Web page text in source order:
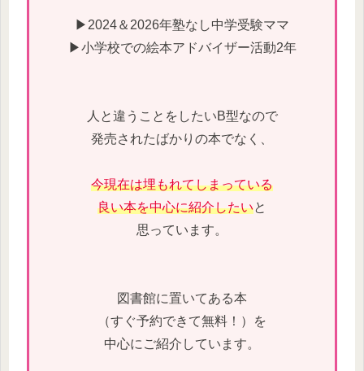
▶2024＆2026年塾なし中学受験ママ
▶小学校での絵本アドバイザー活動2年
人と違うことをしたいB型なので
発売されたばかりの本でなく、
今現在は埋もれてしまっている
良い本を中心に紹介したいと
思っています。
図書館に置いてある本
（すぐ予約できて無料！）を
中心にご紹介しています。